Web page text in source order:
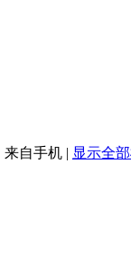
来自手机 | 显示全